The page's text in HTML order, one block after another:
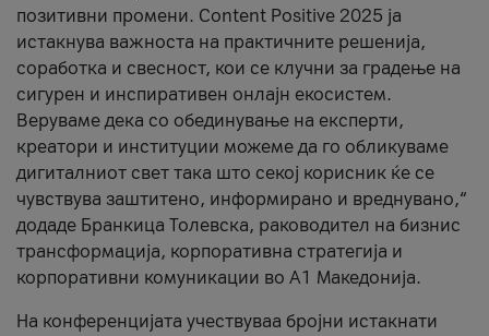
позитивни промени. Content Positive 2025 ја
истакнува важноста на практичните решенија,
соработка и свесност, кои се клучни за градење на
сигурен и инспиративен онлајн екосистем.
Веруваме дека со обединување на експерти,
креатори и институции можеме да го обликуваме
дигиталниот свет така што секој корисник ќе се
чувствува заштитено, информирано и вреднувано,“
додаде Бранкица Толевска, раководител на бизнис
трансформација, корпоративна стратегија и
корпоративни комуникации во А1 Македонија.
На конференцијата учествуваа бројни истакнати